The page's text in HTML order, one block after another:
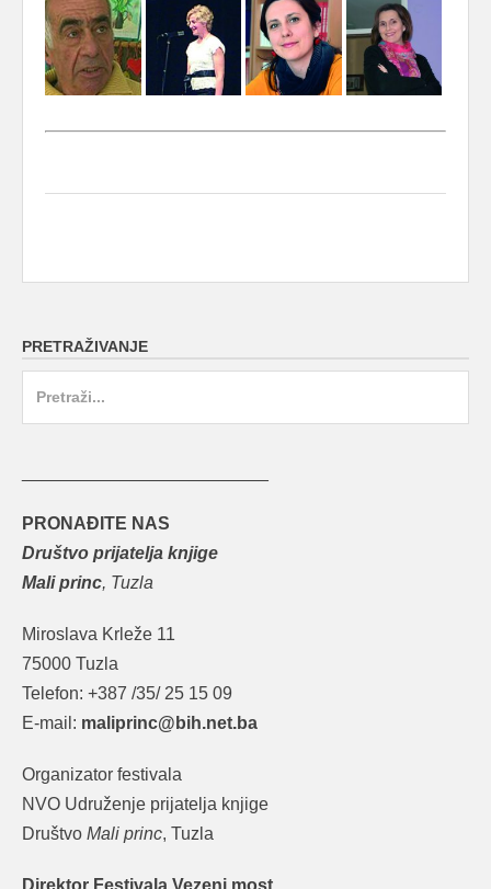
PRETRAŽIVANJE
PRONAĐITE NAS
Društvo prijatelja knjige
Mali princ, Tuzla
Miroslava Krleže 11
75000 Tuzla
Telefon: +387 /35/ 25 15 09
E-mail: maliprinc@bih.net.ba
Organizator festivala
NVO Udruženje prijatelja knjige
Društvo Mali princ, Tuzla
Direktor Festivala Vezeni most